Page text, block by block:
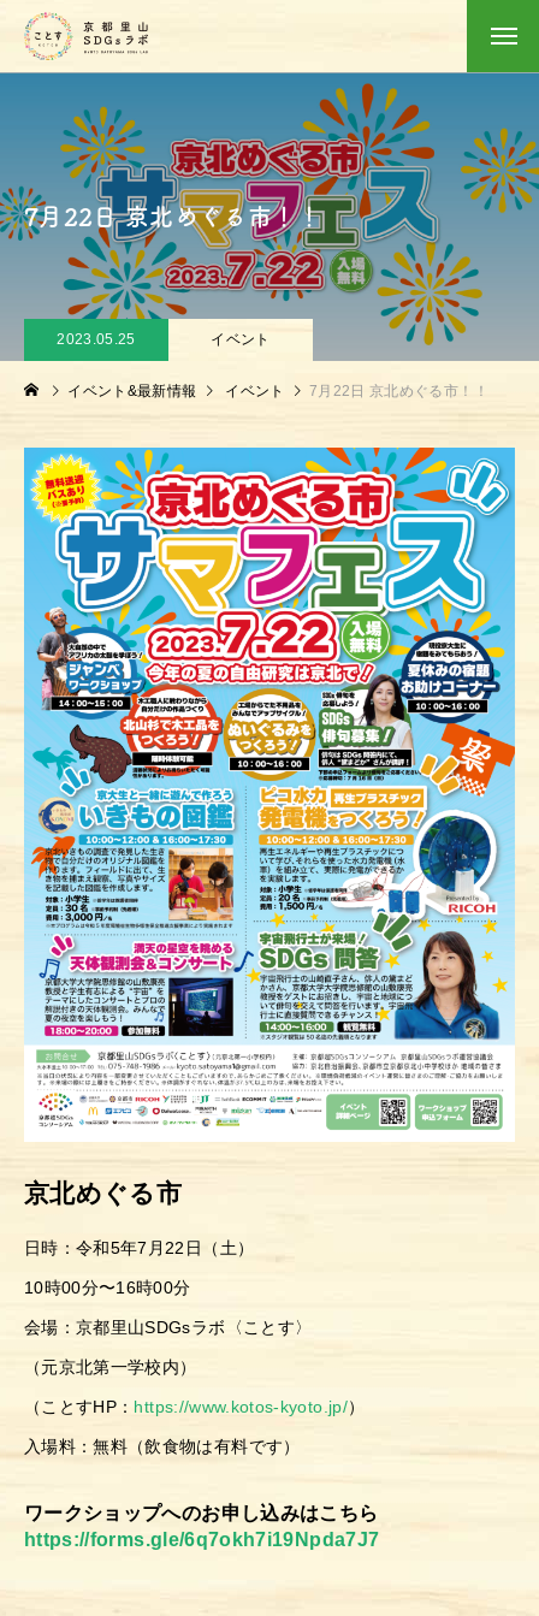
7月22日 京北めぐる市！！
2023.05.25 イベント
イベント&最新情報 イベント 7月22日 京北めぐる市！！
京北めぐる市
日時：令和5年7月22日（土）
10時00分〜16時00分
会場：京都里山SDGsラボ〈ことす〉
（元京北第一学校内）
（ことすHP： https://www.kotos-kyoto.jp/）
入場料：無料（飲食物は有料です）
ワークショップへのお申し込みはこちら
https://forms.gle/6q7okh7i19Npda7J7